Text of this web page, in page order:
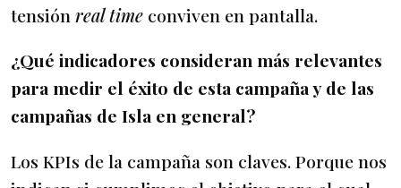
tensión real time conviven en pantalla.
¿Qué indicadores consideran más relevantes
para medir el éxito de esta campaña y de las
campañas de Isla en general?
Los KPIs de la campaña son claves. Porque nos